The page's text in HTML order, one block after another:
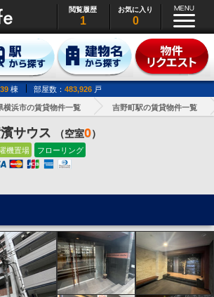
閲覧履歴
1
お気に入り
0
棟 部屋数： 483,926 戸
横浜市の賃貸物件一覧 吉野町駅の賃貸物件一覧
サウス （空室0）
機置場 フローリング